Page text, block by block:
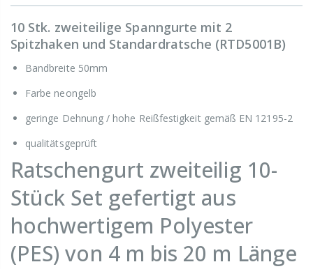
10 Stk. zweiteilige Spanngurte mit 2
Spitzhaken und Standardratsche (RTD5001B)
Bandbreite 50mm
Farbe neongelb
geringe Dehnung / hohe Reißfestigkeit gemäß EN 12195-2
qualitätsgeprüft
Ratschengurt zweiteilig 10-
Stück Set gefertigt aus
hochwertigem Polyester
(PES) von 4 m bis 20 m Länge